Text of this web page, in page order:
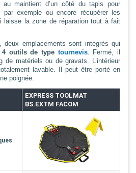
au maintient d’un côté du tapis pour
par exemple ou encore récupérer les
laisse la zone de réparation tout à fait
deux emplacements sont intégrés qui
4 outils de type tournevis. Fermé, il
de matériels ou de gravats. L’intérieur
lavable. Il peut être porté en
poignée.
EXPRESS TOOLMAT
BS.EXTM FACOM